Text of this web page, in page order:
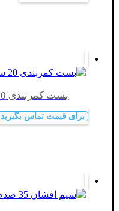
بست کمربندی 20 سانت-بسته 100 عددی
برای قیمت تماس بگیرید